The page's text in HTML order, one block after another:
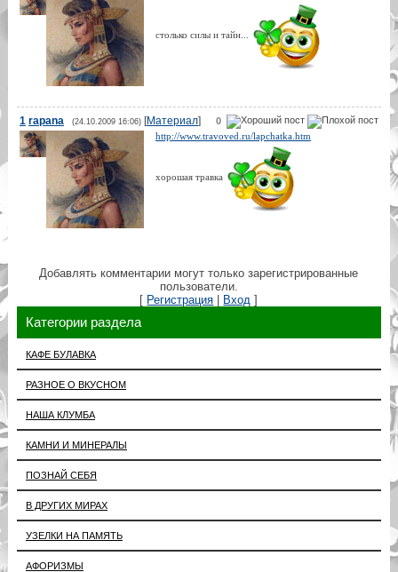
столько силы и тайн...
0
1 rapana (24.10.2009 16:06)[Материал]
http://www.travoved.ru/lapchatka.htm
хорошая травка
Добавлять комментарии могут только зарегистрированные
пользователи.
[ Регистрация | Вход ]
Категории раздела
КАФЕ БУЛАВКА
РАЗНОЕ О ВКУСНОМ
НАША КЛУМБА
КАМНИ И МИНЕРАЛЫ
ПОЗНАЙ СЕБЯ
В ДРУГИХ МИРАХ
УЗЕЛКИ НА ПАМЯТЬ
АФОРИЗМЫ